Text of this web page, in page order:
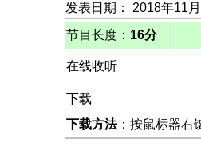
发表日期： 2018年11
节目长度： 16分
在线收听
下载
下载方法：按鼠标器右